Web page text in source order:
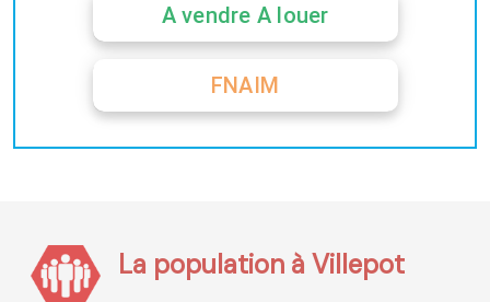
A vendre A louer
FNAIM
La population à Villepot